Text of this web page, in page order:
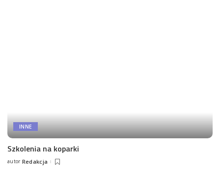
INNE
Szkolenia na koparki
Posted
autor Redakcja